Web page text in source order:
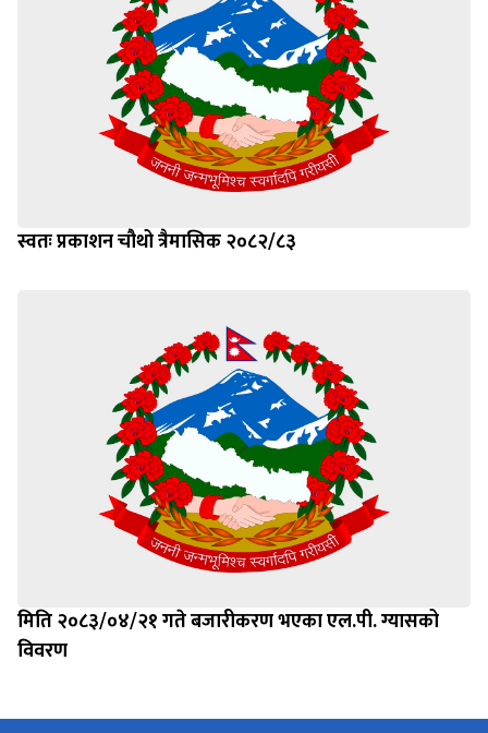
स्वतः प्रकाशन चौथो त्रैमासिक २०८२/८३
मिति २०८३/०४/२१ गते बजारीकरण भएका एल.पी. ग्यासको
विवरण